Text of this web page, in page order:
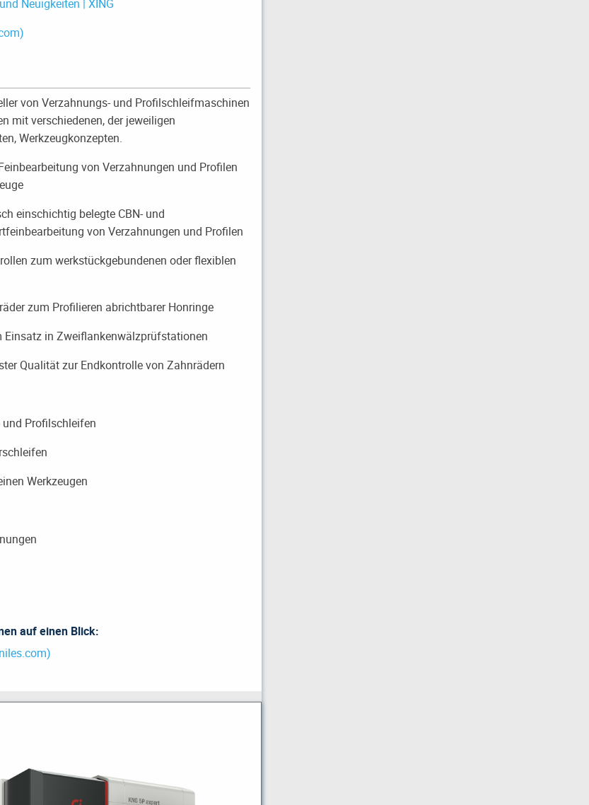
Neuigkeiten | XING
von Verzahnungs- und Profilschleifmaschinen
mit verschiedenen, der jeweiligen
Werkzeugkonzepten.
von Verzahnungen und Profilen
belegte CBN- und
von Verzahnungen und Profilen
zum werkstückgebundenen oder flexiblen
zum Profilieren abrichtbarer Honringe
in Zweiflankenwälzprüfstationen
Qualität zur Endkontrolle von Zahnrädern
Profilschleifen
Werkzeugen
auf einen Blick: